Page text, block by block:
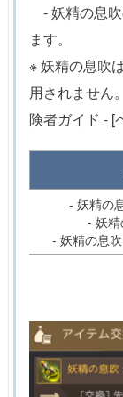
- 妖精の息
ます。
※ 妖精の息吹
用されません
険者ガイド - [
- 妖精の
- 妖
- 妖精の息